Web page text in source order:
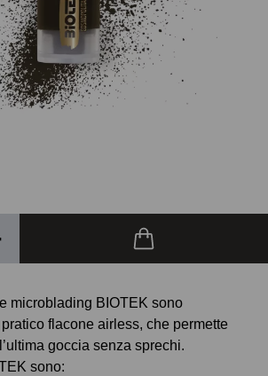
microblading BIOTEK sono
flacone airless, che permette
goccia senza sprechi.
sono: